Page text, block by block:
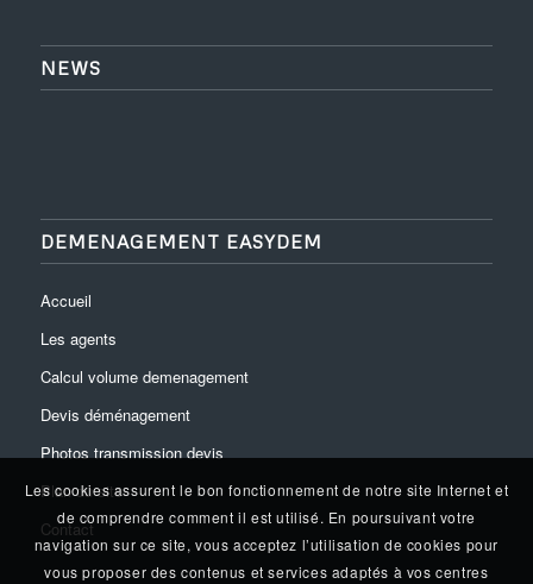
NEWS
DEMENAGEMENT EASYDEM
Accueil
Les agents
Calcul volume demenagement
Devis déménagement
Photos transmission devis
Plan du site
Contact
Les cookies assurent le bon fonctionnement de notre site Internet et
de comprendre comment il est utilisé. En poursuivant votre
navigation sur ce site, vous acceptez l’utilisation de cookies pour
vous proposer des contenus et services adaptés à vos centres